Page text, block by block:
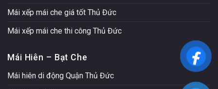
Mái xếp mái che giá tốt Thủ Đức
Mái xếp mái che thi công Thủ Đức
Mái Hiên – Bạt Che
Mái hiên di động Quận Thủ Đức